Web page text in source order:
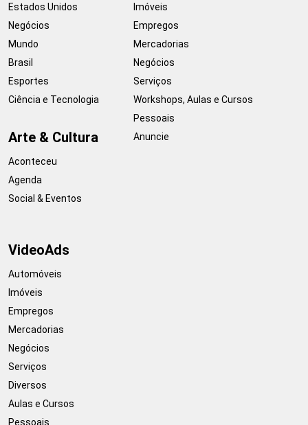
Estados Unidos
Negócios
Mundo
Brasil
Esportes
Ciência e Tecnologia
Arte & Cultura
Aconteceu
Agenda
Social & Eventos
Imóveis
Empregos
Mercadorias
Negócios
Serviços
Workshops, Aulas e Cursos
Pessoais
Anuncie
VideoAds
Automóveis
Imóveis
Empregos
Mercadorias
Negócios
Serviços
Diversos
Aulas e Cursos
Pessoais